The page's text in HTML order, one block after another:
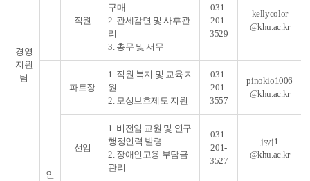
경영
지원
팀
직원
구매
2. 관세감면 및 사후관
리
3. 총무 및 서무
031-
201-
3529
kellycolor
@khu.ac.kr
인
파트장
1. 직원 복지 및 교육 지
원
2. 모성보호제도 지원
031-
201-
3557
pinokio1006
@khu.ac.kr
선임
1. 비전임 교원 및 연구
행정인력 발령
2. 장애인고용 부담금
관리
031-
201-
3527
jsyj1
@khu.ac.kr